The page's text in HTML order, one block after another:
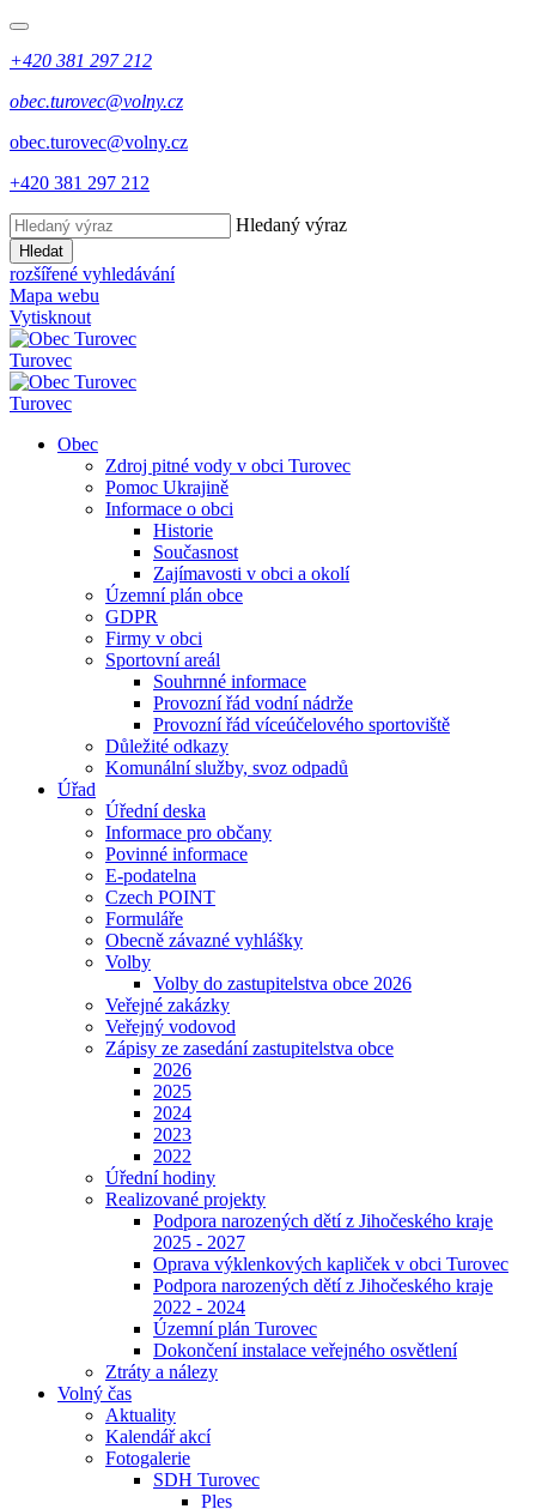
+420 381 297 212
obec.turovec@volny.cz
obec.turovec@volny.cz
+420 381 297 212
Hledaný výraz
Hledat
rozšířené vyhledávání
Mapa webu
Vytisknout
Turovec
Turovec
Obec
Zdroj pitné vody v obci Turovec
Pomoc Ukrajině
Informace o obci
Historie
Současnost
Zajímavosti v obci a okolí
Územní plán obce
GDPR
Firmy v obci
Sportovní areál
Souhrnné informace
Provozní řád vodní nádrže
Provozní řád víceúčelového sportoviště
Důležité odkazy
Komunální služby, svoz odpadů
Úřad
Úřední deska
Informace pro občany
Povinné informace
E-podatelna
Czech POINT
Formuláře
Obecně závazné vyhlášky
Volby
Volby do zastupitelstva obce 2026
Veřejné zakázky
Veřejný vodovod
Zápisy ze zasedání zastupitelstva obce
2026
2025
2024
2023
2022
Úřední hodiny
Realizované projekty
Podpora narozených dětí z Jihočeského kraje
2025 - 2027
Oprava výklenkových kapliček v obci Turovec
Podpora narozených dětí z Jihočeského kraje
2022 - 2024
Územní plán Turovec
Dokončení instalace veřejného osvětlení
Ztráty a nálezy
Volný čas
Aktuality
Kalendář akcí
Fotogalerie
SDH Turovec
Ples